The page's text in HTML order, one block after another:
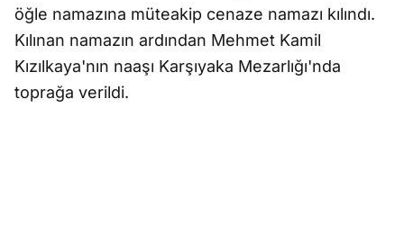
öğle namazına müteakip cenaze namazı kılındı.
Kılınan namazın ardından Mehmet Kamil
Kızılkaya'nın naaşı Karşıyaka Mezarlığı'nda
toprağa verildi.